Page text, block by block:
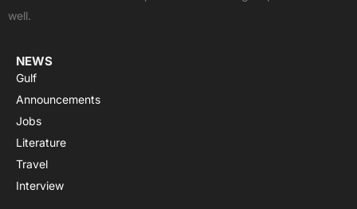
well.
NEWS
Gulf
Announcements
Jobs
Literature
Travel
Interview